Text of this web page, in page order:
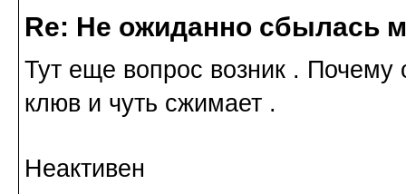
Re: Не ожиданно сбылась
Тут еще вопрос возник . Почему
клюв и чуть сжимает .
Неактивен